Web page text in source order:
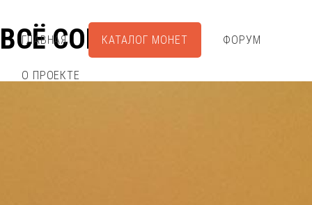
ВСЁ СОБРАЛ
ГЛАВНАЯ КАТАЛОГ МОНЕТ ФОРУМ
О ПРОЕКТЕ